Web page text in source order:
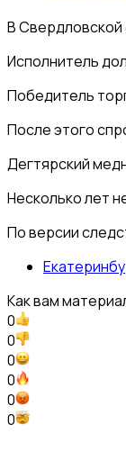
В Свердловской
Исполнитель
Победитель
После этого
Дегтярский
Несколько лет
По версии
Как вам
0
0
0
0
0
0